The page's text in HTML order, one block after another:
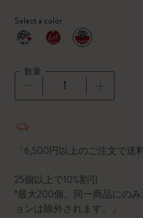
Select a color
選択済
* 選択したカラー
数量
「6,500円以上のご注文で送
25個以上で10%割引
*最大200個。同一商品にの
ョンは除外されます。」